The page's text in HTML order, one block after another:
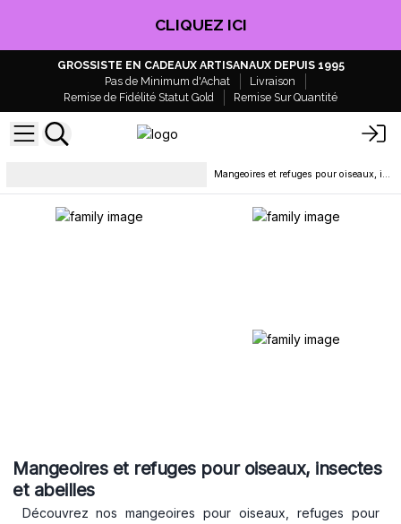
CLIQUEZ ICI
GROSSISTE EN CADEAUX ARTISANAUX DEPUIS 1995
Pas de Minimum d'Achat
Livraison
Remise de Fidélité Statut Gold
Remise Sur Quantité
Mangeoires et refuges pour oiseaux, insectes et abeilles
Mangeoires et refuges pour oiseaux, insectes
et abeilles
Découvrez nos mangeoires pour oiseaux, refuges pour